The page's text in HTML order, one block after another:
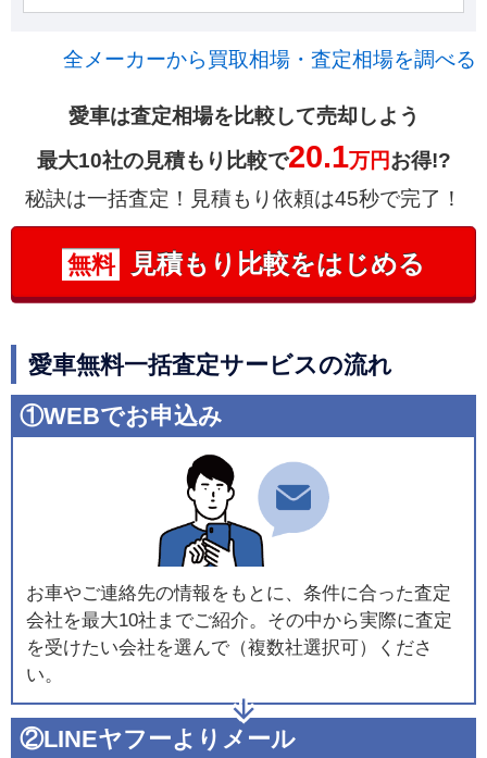
全メーカーから買取相場・査定相場を調べる
愛車は査定相場を比較して売却しよう
最大10社の見積もり比較で20.1万円お得!?
秘訣は一括査定！見積もり依頼は45秒で完了！
無料 見積もり比較をはじめる
愛車無料一括査定サービスの流れ
①WEBでお申込み
お車やご連絡先の情報をもとに、条件に合った査定
会社を最大10社までご紹介。その中から実際に査定
を受けたい会社を選んで（複数社選択可）くださ
い。
②LINEヤフーよりメール